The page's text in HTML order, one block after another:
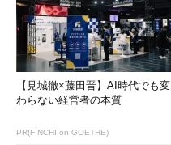
【見城徹×藤田晋】AI時代でも変
わらない経営者の本質
PR(FINCHI on GOETHE)